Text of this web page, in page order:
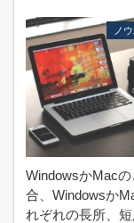
ノ
WindowsかMac
合、Windowsか
れぞれの長所、